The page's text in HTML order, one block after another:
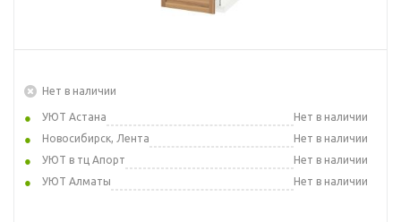
Нет в наличии
УЮТ Астана
Нет в наличии
Новосибирск, Лента
Нет в наличии
УЮТ в тц Апорт
Нет в наличии
УЮТ Алматы
Нет в наличии